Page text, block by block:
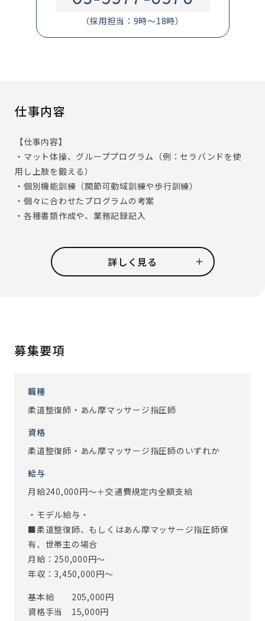
（採用担当：9時～18時）
仕事内容
【仕事内容】
・マット体操、グループプログラム（例：セラバンドを使
用し上肢を鍛える）
・個別機能訓練（関節可動域訓練や歩行訓練）
・個々に合わせたプログラムの考案
・各種書類作成や、業務記録記入
プログラムの考案もお任せしますので、自由な発想でリハビ
◆アズハイムの取組み
が働きやすいようサポート。
◆こんな人が活躍しています
らしい生活の質向上のお手伝いがしたいという思いを持っ
たスタッフが在籍しています。介護業界未経験のスタッフも
多く、機能訓練指導員として入社後、管理職として活躍し
*機能訓練指導員の声*
■整骨院勤務⇒機能訓練指導員としてアズパートナーズに入
社⇒現管理職(20代男性、入社3年目)
デイサービスは来所されるご利用者が日々異なるため、機
能訓練指導員としてアドバイスができるよう、様々な病気
の知識を得ることができました。
またリハビリを実施することで、体調・身体機能が向上して
詳しく見る
募集要項
職種
柔道整復師・あん摩マッサージ指圧師
資格
柔道整復師・あん摩マッサージ指圧師のいずれか
給与
月給240,000円～＋交通費規定内全額支給
・モデル給与・
■柔道整復師、もしくはあん摩マッサージ指圧師保
有、世帯主の場合
月給：250,000円～
年収：3,450,000円～
基本給 205,000円
資格手当 15,000円